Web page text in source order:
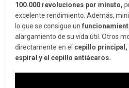
100.000 revoluciones por minuto,
excelente rendimiento. Además,
lo que se consigue un
alargamiento de su vida útil. Otros
directamente en el cepillo
espiral y el cepillo antiácaros.